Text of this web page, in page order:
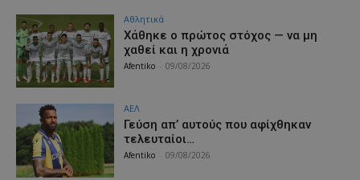
Αθλητικά
Χάθηκε ο πρώτος στόχος — να μη
χαθεί και η χρονιά
Afentiko 09/08/2026
ΑΕΛ
Γεύση απ’ αυτούς που αφίχθηκαν
τελευταίοι…
Afentiko 09/08/2026